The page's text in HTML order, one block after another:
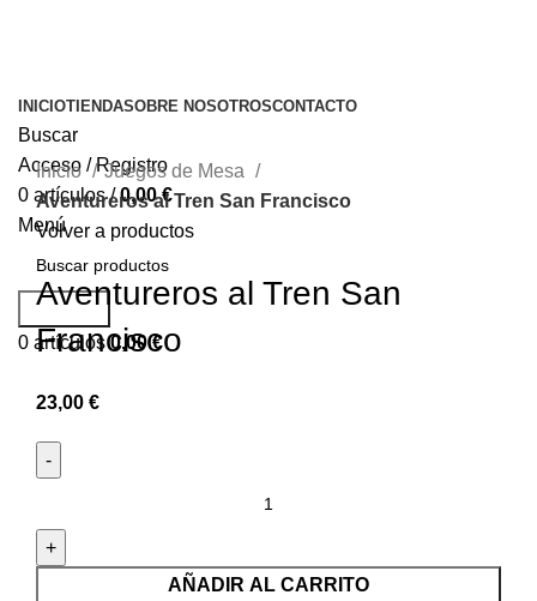
INICIOTIENDASOBRE NOSOTROSCONTACTO
Buscar
Acceso / Registro
0 artículos / 0,00€
Menú
Buscar...
0 artículos 0,00€
Inicio
Juegos de Mesa
Aventureros al Tren San Francisco
Volver a productos
Aventureros al Tren San
Francisco
23,00 €
AÑADIR AL CARRITO